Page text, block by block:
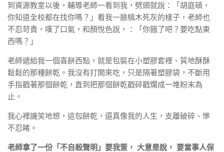
到資源教室以後，輔導老師一看到我，劈頭就說：「胡庭碩，
你知道全校都在找你嗎？」看我一臉槁木死灰的樣子，老師也
不忍苛責，嘆了口氣，和顏悅色說，：「你餓了吧？要吃點東
西嗎？」
老師遞給我一個喜餅西點，就是包裝在小塑膠套裡、質地酥酥
鬆鬆的那種餅乾。我沒有打開來吃，只是隔著塑膠袋，不斷用
手指戳著那個餅乾，直到把那個餅乾戳碎戳爛成一堆粉末為
止。
我心裡譏笑地想，這包餅乾，還真像我的人生，支離破碎、慘
不忍睹。
老師拿了一份「不自殺聲明」要我簽， 大意是說， 要當事人保